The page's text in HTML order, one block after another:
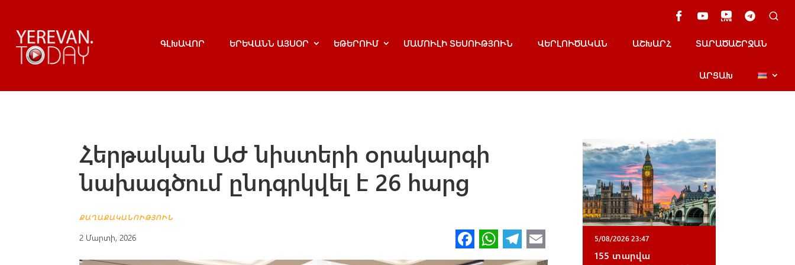
ԳԼԽԱՎՈՐ ԵՐԵՎԱՆՆ ԱՅՍՕՐ ԵԹԵՐՈՒՄ ՄԱՄՈՒԼԻ ՏԵՍՈՒԹՅՈՒՆ ՎԵՐԼՈՒԾԱԿԱՆ ԱՇԽԱՐՀ ՏԱՐԱԾԱՇՐՋԱՆ
ԱՐՑԱԽ
Հերթական ԱԺ նիստերի օրակարգի
նախագծում ընդգրկվել է 26 հարց
ՔԱՂԱՔԱԿԱՆՈՒԹՅՈՒՆ
2 Մարտի, 2026 Fa
ce
W
h
Te
le m
5/08/2026 23:47
155 տարվա